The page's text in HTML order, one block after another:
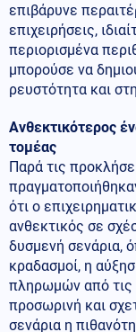
επιβάρυνε
επιχειρήσεις,
περιορισμένα
μπορούσε να
ρευστότητα και
Ανθεκτικότερος
τομέας
Παρά τις
ότι ο
ανθεκτικός σε
δυσμενή σενάρια,
κραδασμοί, η
πληρωμών από τις
προσωρινή και
σενάρια η